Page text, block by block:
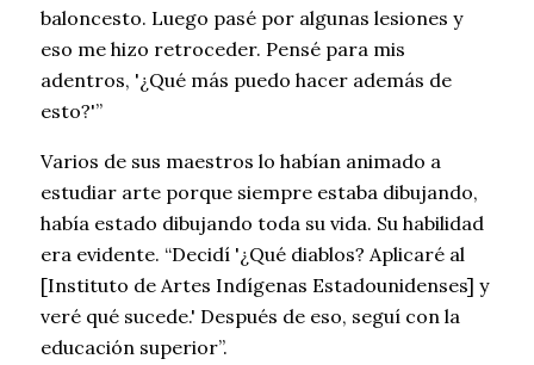
baloncesto. Luego pasé por algunas lesiones y
eso me hizo retroceder. Pensé para mis
adentros, '¿Qué más puedo hacer además de
esto?'”
Varios de sus maestros lo habían animado a
estudiar arte porque siempre estaba dibujando,
había estado dibujando toda su vida. Su habilidad
era evidente. “Decidí '¿Qué diablos? Aplicaré al
[Instituto de Artes Indígenas Estadounidenses] y
veré qué sucede.' Después de eso, seguí con la
educación superior”.